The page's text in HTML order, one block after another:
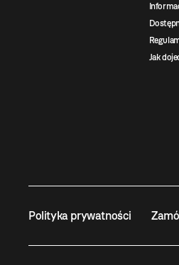
Jak
Polityka prywatności